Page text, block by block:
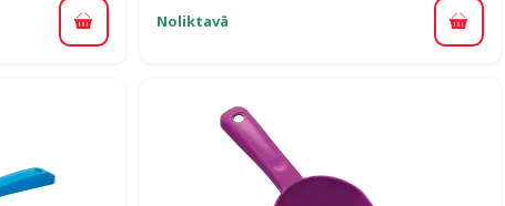
Pievienot grozam
Noliktavā